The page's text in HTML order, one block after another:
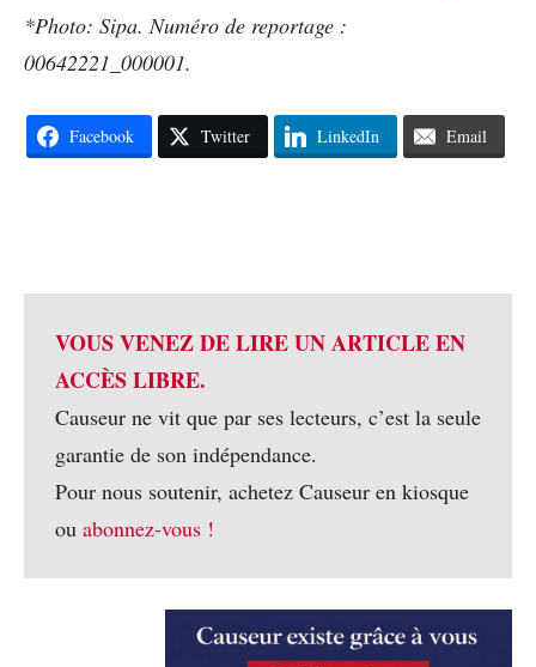
*Photo: Sipa. Numéro de reportage :
00642221_000001.
Facebook Twitter LinkedIn Email
VOUS VENEZ DE LIRE UN ARTICLE EN
ACCÈS LIBRE.
Causeur ne vit que par ses lecteurs, c’est la seule
garantie de son indépendance.
Pour nous soutenir, achetez Causeur en kiosque
ou abonnez-vous !